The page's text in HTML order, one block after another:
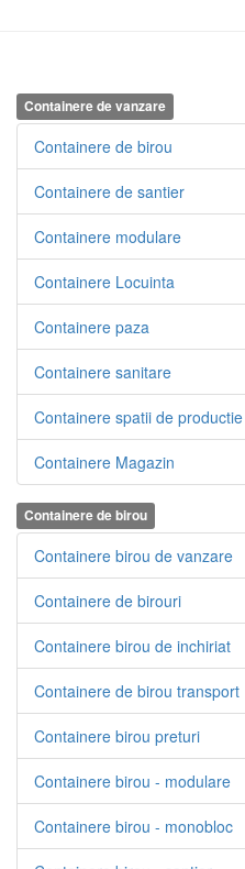
Containere de vanzare
Containere de birou
Containere de santier
Containere modulare
Containere Locuinta
Containere paza
Containere sanitare
Containere spatii de productie
Containere Magazin
Containere de birou
Containere birou de vanzare
Containere de birouri
Containere birou de inchiriat
Containere de birou transport
Containere birou preturi
Containere birou - modulare
Containere birou - monobloc